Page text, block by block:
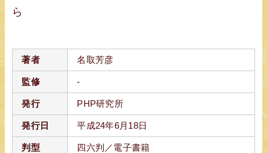
ら
著者 名取芳彦
監修 -
発行 PHP研究所
発行日 平成24年6月18日
判型 四六判／電子書籍